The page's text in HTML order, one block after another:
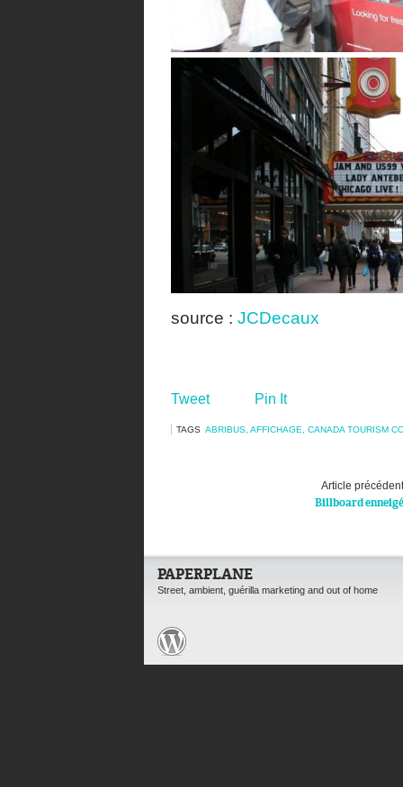
source : JCDecaux
Tweet Pin It
TAGS ABRIBUS, AFFICHAGE, CANADA TOURISM
Article précédent
Billboard enneigé
PAPERPLANE
Street, ambient, guérilla marketing and out of home